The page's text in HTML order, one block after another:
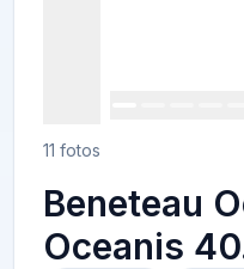
11 fotos
Beneteau
Oceanis